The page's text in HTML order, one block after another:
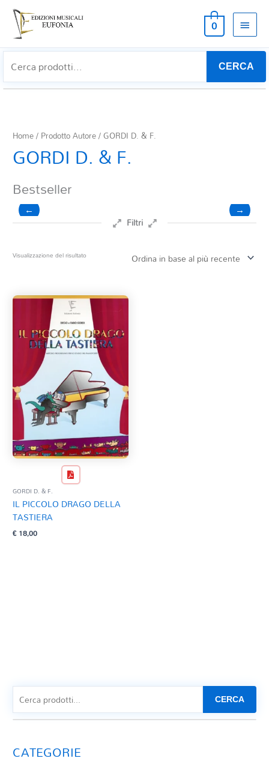
0
CERCA
Home/ Prodotto Autore / GORDI D. & F.
GORDI D. & F.
Bestseller
← →
Filtri
Clarinetto basso
Composizioni originali
Natale
QR base
QR esecuzione
Trascrizioni e Arrangiamenti
Visualizzazione del risultato
GORDI D. & F.
IL PICCOLO DRAGO DELLA
TASTIERA
€18,00
CERCA
CATEGORIE